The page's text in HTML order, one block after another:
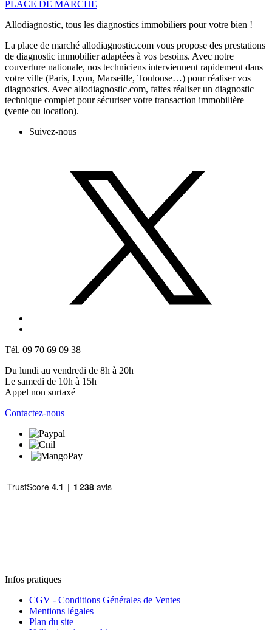
PLACE DE MARCHE
Allodiagnostic, tous les diagnostics immobiliers pour votre bien !
La place de marché allodiagnostic.com vous propose des prestations
de diagnostic immobilier adaptées à vos besoins. Avec notre
couverture nationale, nos techniciens interviennent rapidement dans
votre ville (Paris, Lyon, Marseille, Toulouse…) pour réaliser vos
diagnostics. Avec allodiagnostic.com, faites réaliser un diagnostic
technique complet pour sécuriser votre transaction immobilière
(vente ou location).
Suivez-nous
Tél. 09 70 69 09 38
Du lundi au vendredi de 8h à 20h
Le samedi de 10h à 15h
Appel non surtaxé
Contactez-nous
Infos pratiques
CGV - Conditions Générales de Ventes
Mentions légales
Plan du site